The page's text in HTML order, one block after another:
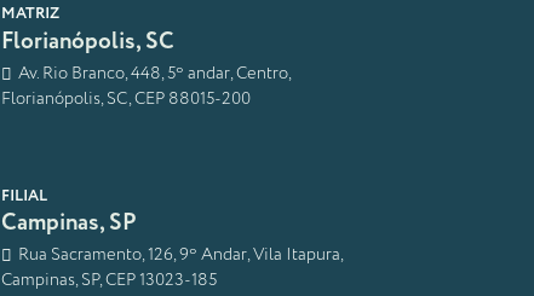
MATRIZ
Florianópolis, SC
Av. Rio Branco, 448, 5º andar, Centro,
Florianópolis, SC, CEP 88015-200
FILIAL
Campinas, SP
Rua Sacramento, 126, 9º Andar, Vila Itapura,
Campinas, SP, CEP 13023-185